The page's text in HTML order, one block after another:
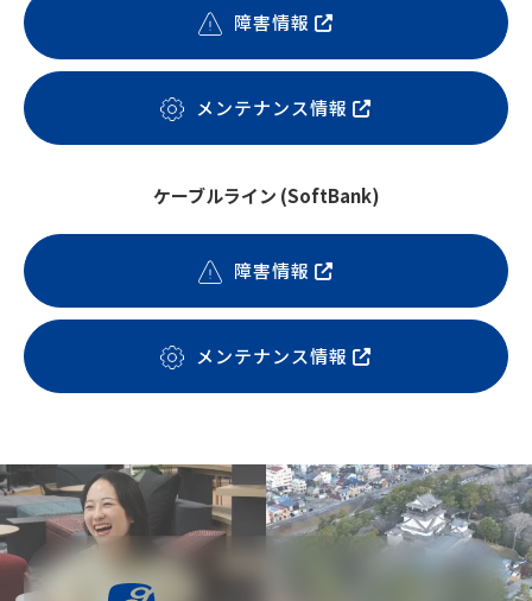
障害情報
メンテナンス情報
ケーブルライン (SoftBank)
障害情報
メンテナンス情報